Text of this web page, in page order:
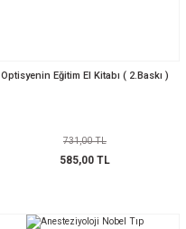
Optisyenin Eğitim El Kitabı ( 2.Baskı )
731,00 TL
585,00 TL